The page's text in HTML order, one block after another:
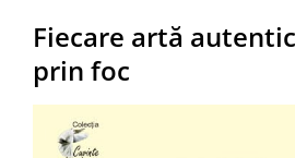
Fiecare artă
prin foc